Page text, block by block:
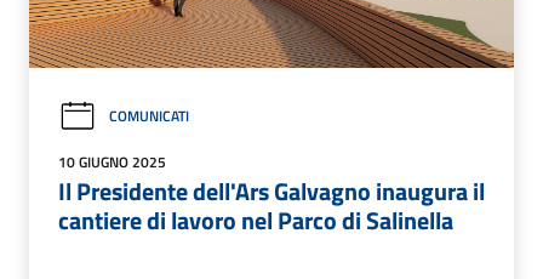
COMUNICATI
10 GIUGNO 2025
Il Presidente dell'Ars Galvagno inaugura il
cantiere di lavoro nel Parco di Salinella